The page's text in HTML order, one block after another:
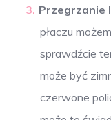
Przegrzanie
płaczu
sprawdźcie
może być
czerwone